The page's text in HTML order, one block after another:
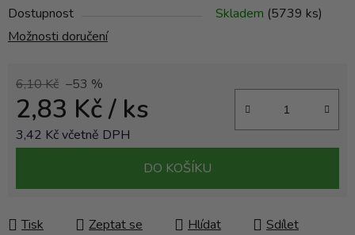
Dostupnost Skladem (5739 ks)
Možnosti doručení
6,10 Kč –53 %
2,83 Kč/ ks
3,42 Kč včetně DPH
DO KOŠÍKU
Tisk Zeptat se Hlídat Sdílet